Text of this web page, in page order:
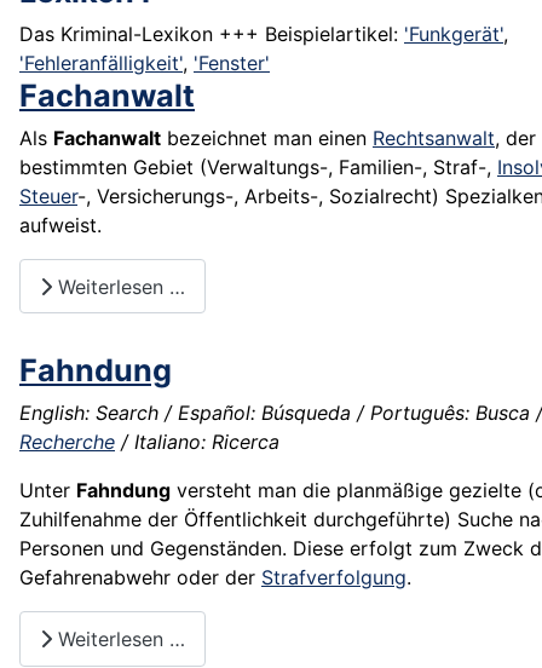
Das Kriminal-Lexikon +++ Beispielartikel: 'Funkgerät',
'Fehleranfälligkeit', 'Fenster'
Fachanwalt
Als Fachanwalt bezeichnet man einen Rechtsanwalt, der
bestimmten Gebiet (Verwaltungs-, Familien-, Straf-,
Steuer-, Versicherungs-, Arbeits-, Sozialrecht)
aufweist.
Weiterlesen …
Fahndung
English: Search / Español: Búsqueda / Português: Busca
Recherche / Italiano: Ricerca
Unter Fahndung versteht man die planmäßige gezielte
Zuhilfenahme der Öffentlichkeit durchgeführte) Suche
Personen und Gegenständen. Diese erfolgt zum Zweck
Gefahrenabwehr oder der Strafverfolgung.
Weiterlesen …